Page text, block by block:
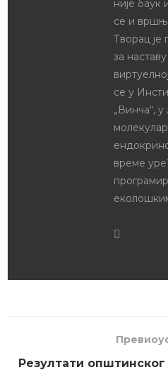
није баук
се и
Творац је
за
се у
„Винча“, у
време
Резултати